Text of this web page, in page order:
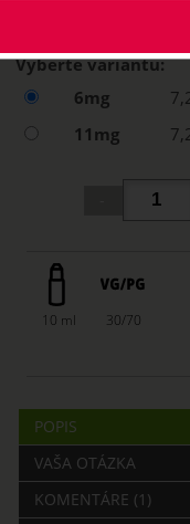
Vyberte variantu:
6mg
11mg
10 ml 30/70
POPIS
VAŠA OTÁZKA
KOMENTÁRE (1)